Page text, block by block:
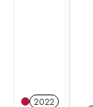
2022